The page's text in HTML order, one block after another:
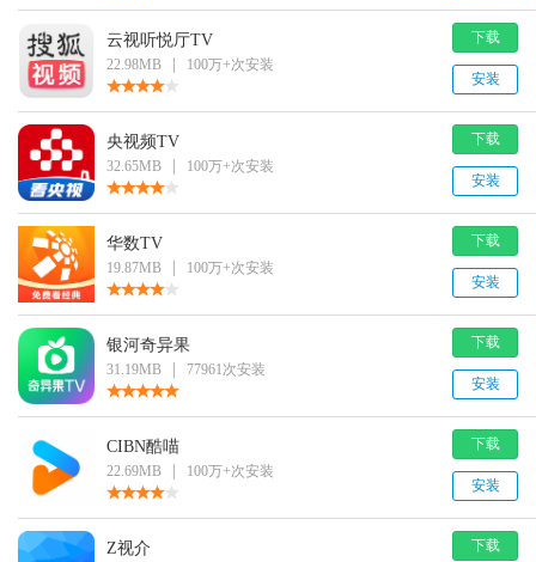
云视听悦厅TV
22.98MB 100万+次安装
下载
安装
央视频TV
32.65MB 100万+次安装
下载
安装
华数TV
19.87MB 100万+次安装
下载
安装
银河奇异果
31.19MB 77961次安装
下载
安装
CIBN酷喵
22.69MB 100万+次安装
下载
安装
Z视介 下载